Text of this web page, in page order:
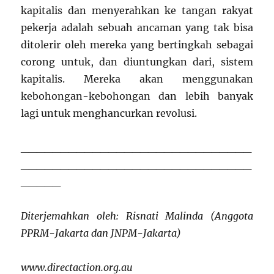
kapitalis dan menyerahkan ke tangan rakyat
pekerja adalah sebuah ancaman yang tak bisa
ditolerir oleh mereka yang bertingkah sebagai
corong untuk, dan diuntungkan dari, sistem
kapitalis. Mereka akan menggunakan
kebohongan-kebohongan dan lebih banyak
lagi untuk menghancurkan revolusi.
Diterjemahkan oleh: Risnati Malinda (Anggota
PPRM-Jakarta dan JNPM-Jakarta)
www.directaction.org.au